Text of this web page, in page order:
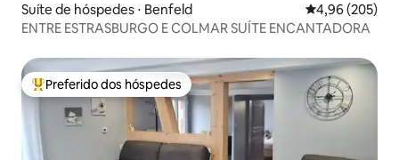
Suíte de hóspedes ⋅ Benfeld 4,96 de uma
4,96 (205)
ENTRE ESTRASBURGO E COLMAR SUÍTE ENCANTADORA
Entre os melhores preferidos dos hóspedes
Preferido dos hóspedes